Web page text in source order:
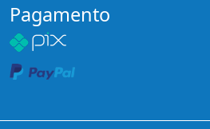
Pagamento